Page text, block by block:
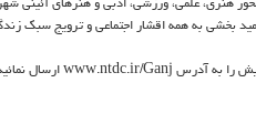
به همه اقشار اجتماعی و ترویج سبک